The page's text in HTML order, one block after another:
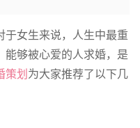
于女生来说，人生中最重
能够被心爱的人求婚，是
策划为大家推荐了以下几